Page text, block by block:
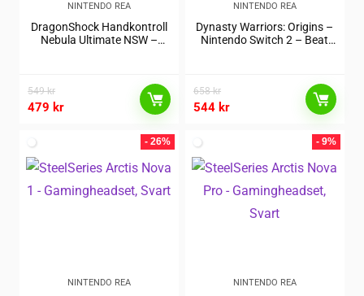
NINTENDO REA
DragonShock Handkontroll
Nebula Ultimate NSW –
549kr
479 kr
NINTENDO REA
Dynasty Warriors: Origins –
Nintendo Switch 2 – Beat
658kr
544 kr
- 26%
NINTENDO REA
- 9%
NINTENDO REA